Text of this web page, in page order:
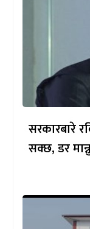
सरकारबारे
सक्छ, डर